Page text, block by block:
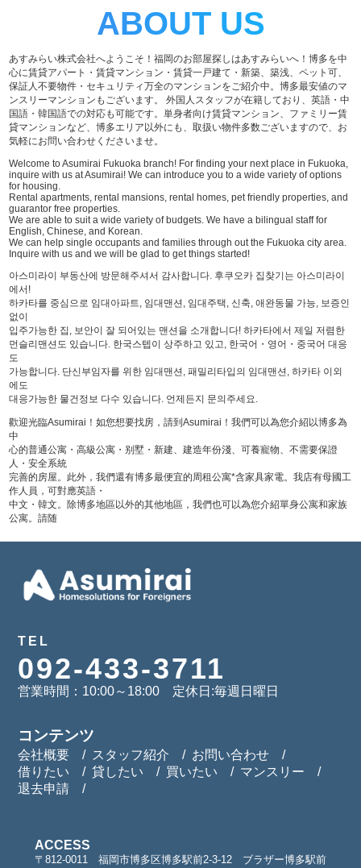
ABOUT US
あすみらい株式会社へようこそ！福岡のお部屋探しはあすみらいへ！博多を中
心に賃貸アパート・賃貸マンション・賃貸一戸建て・新築、築浅、ペット可、
保証人不要物件・セキュリティ万全のマンションをご紹介中。博多最安値のマ
ンスリーマンションもございます。 外国人スタッフが在籍しており、英語・中
国語・韓国語での対応も可能です。単身者向け賃貸マンション、ファミリー賃
貸マンションなど、博多エリア以外にも、取扱い物件多数ございますので、お
気軽にお問い合わせくださいませ。
Welcome to Asumirai Fukuoka branch! For finding your next place in Fukuoka,
inquire with us at Asumirai! We can introduce you to a wide variety of options
for housing.
Rental apartments, rental mansions, rental homes, pet friendly properties, and
guarantor free properties.
We are able to suit a wide variety of budgets. We have a bilingual staff for
English, Chinese, and Korean.
We can help single occupants and families through out the Fukuoka city area.
Inquire with us and we will be glad to get things started!
아스미라이 부동산에 방문해주셔서 감사합니다. 후쿠오카 집찾기는 아스미라이
에서!
하카타를 중심으로 임대아파트, 임대맨션, 임대주택, 신축, 애완동물 가능, 보증인
없이
입주가능한 집, 보안이 잘 되어있는 맨션을 소개합니다! 하카타에서 제일 저렴한
먼슬리맨션도 있습니다. 한국스텝이 상주하고 있고, 한국어・영어・중국어 대응
도
가능합니다. 단신부임자를 위한 임대맨션, 패밀리타입의 임대맨션, 하카타 이외
에도
대응가능한 물건정보 다수 있습니다. 언제든지 문의주세요.
歡迎光臨Asumirai！如您想要找房，請到Asumirai！我們可以為您介紹以博多為
中
心的普通公寓・高級公寓・别墅・新建、建造年份淺、可養寵物、不需要保證
人・安全系統
完善的房屋。此外，我們還有博多最便宜的周租公寓*含家具家電。我店有母國工
作人員，可對應英語・
中文・韓文。除博多地區以外的其他地區，我們也可以為您介紹單身公寓和家族
公寓。請随
TEL
092-433-3711
営業時間：10:00～18:00 定休日:毎週日曜日
コンテンツ
会社概要 スタッフ紹介
お問い合わせ
借りたい
貸したい 買いたい
マンスリー
退去申請
ACCESS
〒812-0011 福岡市博多区博多駅前2-3-12 ブラザー博多駅前